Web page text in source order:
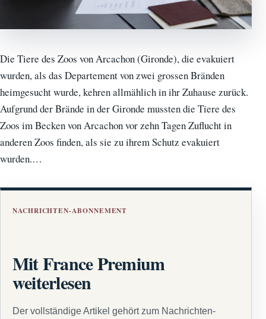
Die Tiere des Zoos von Arcachon (Gironde), die evakuiert
wurden, als das Departement von zwei grossen Bränden
heimgesucht wurde, kehren allmählich in ihr Zuhause zurück.
Aufgrund der Brände in der Gironde mussten die Tiere des
Zoos im Becken von Arcachon vor zehn Tagen Zuflucht in
anderen Zoos finden, als sie zu ihrem Schutz evakuiert
wurden.…
NACHRICHTEN-ABONNEMENT
Mit France Premium
weiterlesen
Der vollständige Artikel gehört zum Nachrichten-